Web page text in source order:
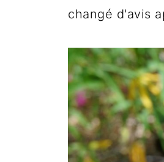
changé d'avis